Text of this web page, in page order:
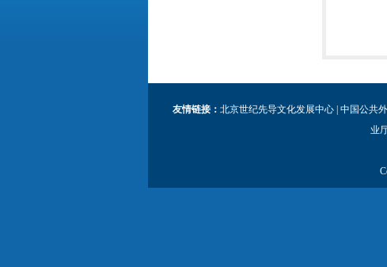
友情链接： 北京世纪先导文化发展中心 中国公共
业